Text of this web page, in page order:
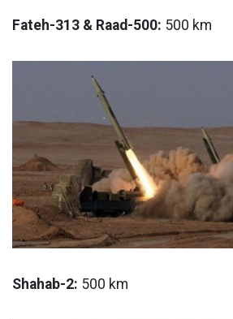
Fateh-313 & Raad-500: 500 km
Shahab-2: 500 km